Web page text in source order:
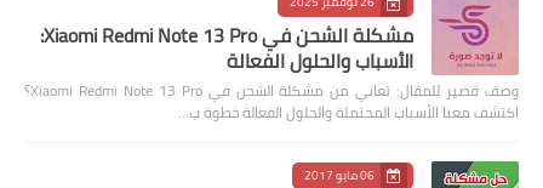
مشكلة الشحن في Xiaomi Redmi Note 13 Pro:
الأسباب والحلول الفعالة
وصف قصير للمقال: تعاني من مشكلة الشحن في Xiaomi Redmi Note 13 Pro؟
اكتشف معنا الأسباب المحتملة والحلول الفعالة خطوة ب…
06 مايو 2017